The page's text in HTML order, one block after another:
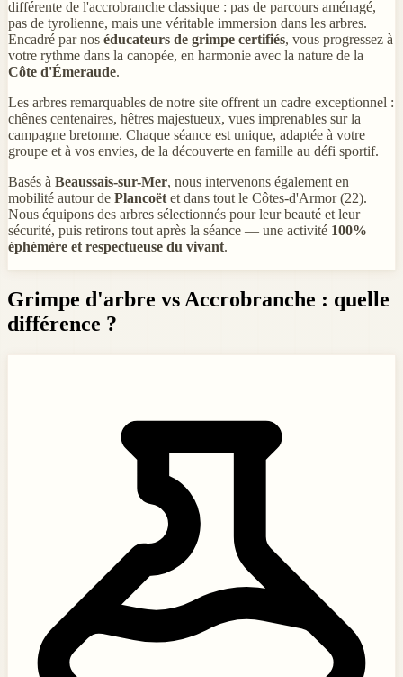
différente de l'accrobranche classique : pas de parcours aménagé,
pas de tyrolienne, mais une véritable immersion dans les arbres.
Encadré par nos éducateurs de grimpe certifiés, vous progressez à
votre rythme dans la canopée, en harmonie avec la nature de la
Côte d'Émeraude.
Les arbres remarquables de notre site offrent un cadre exceptionnel :
chênes centenaires, hêtres majestueux, vues imprenables sur la
campagne bretonne. Chaque séance est unique, adaptée à votre
groupe et à vos envies, de la découverte en famille au défi sportif.
Basés à Beaussais-sur-Mer, nous intervenons également en
mobilité autour de Plancoët et dans tout le Côtes-d'Armor (22).
Nous équipons des arbres sélectionnés pour leur beauté et leur
sécurité, puis retirons tout après la séance — une activité 100%
éphémère et respectueuse du vivant.
Grimpe d'arbre vs Accrobranche : quelle
différence ?